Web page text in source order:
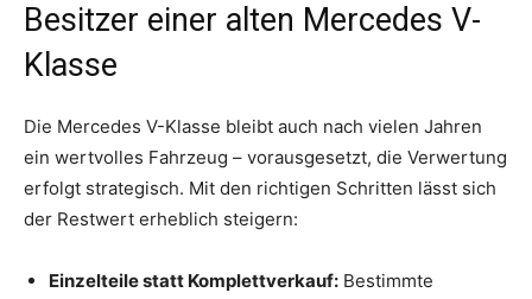
Besitzer einer alten Mercedes V-
Klasse
Die Mercedes V-Klasse bleibt auch nach vielen Jahren
ein wertvolles Fahrzeug – vorausgesetzt, die Verwertung
erfolgt strategisch. Mit den richtigen Schritten lässt sich
der Restwert erheblich steigern:
Einzelteile statt Komplettverkauf: Bestimmte